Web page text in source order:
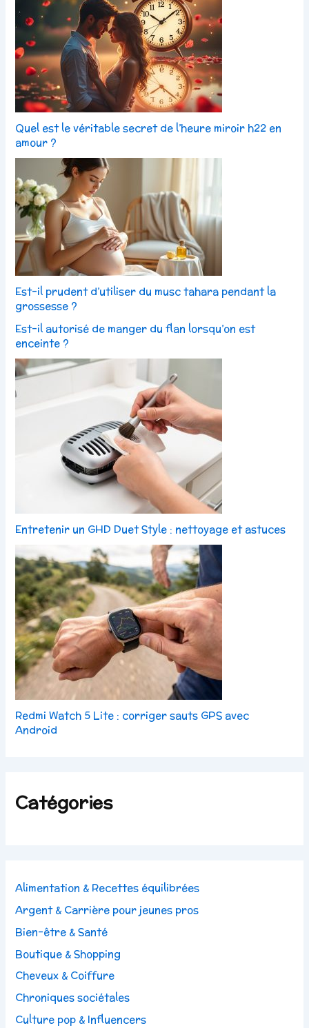
Quel est le véritable secret de l’heure miroir h22 en
amour ?
Est-il prudent d’utiliser du musc tahara pendant la
grossesse ?
Est-il autorisé de manger du flan lorsqu’on est
enceinte ?
Entretenir un GHD Duet Style : nettoyage et astuces
Redmi Watch 5 Lite : corriger sauts GPS avec
Android
Catégories
Alimentation & Recettes équilibrées
Argent & Carrière pour jeunes pros
Bien-être & Santé
Boutique & Shopping
Cheveux & Coiffure
Chroniques sociétales
Culture pop & Influencers